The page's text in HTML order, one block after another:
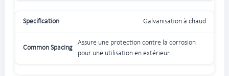
Galvanisation à chaud
Assure une protection contre la corrosion
pour une utilisation en extérieur